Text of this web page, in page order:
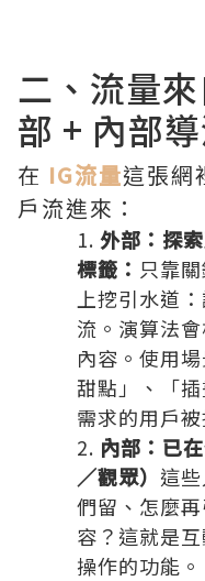
二、流量
部 + 內部
在 IG流量這張網
戶流進來：
外部：探
標籤： 只靠
上挖引水道
流。演算法
內容。使用
甜點」、「
需求的用戶
內部：已
／觀眾） 這
們留、怎麼
容？這就是
操作的功能。